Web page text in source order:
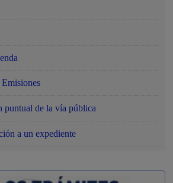
puntual de la vía pública
a un expediente